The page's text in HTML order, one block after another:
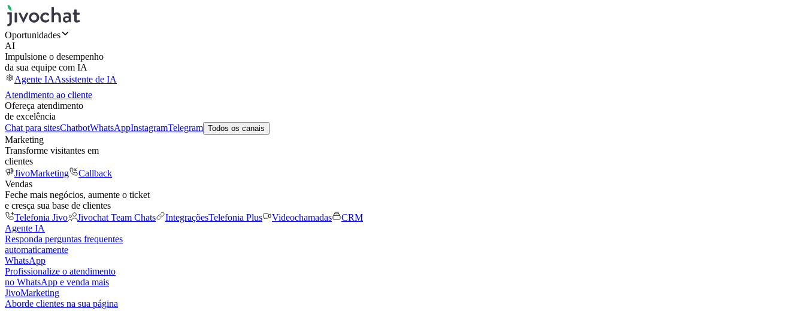
Oportunidades
AI
Impulsione o desempenho
da sua equipe com IA
Agente IAAssistente de IA
Atendimento ao cliente
Ofereça atendimento
de excelência
Chat para sitesChatbotWhatsAppInstagramTelegram Todos os canais
Marketing
Transforme visitantes em
clientes
JivoMarketing
Callback
Vendas
Feche mais negócios, aumente o ticket
e cresça sua base de clientes
Telefonia Jivo
Jivochat Team Chats IntegraçõesTelefonia Plus Videochamadas
CRM
Agente IA
Responda perguntas frequentes
automaticamente
WhatsApp
Profissionalize o atendimento
no WhatsApp e venda mais
JivoMarketing
Aborde clientes na sua página